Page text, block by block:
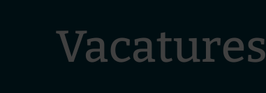
Vacatures